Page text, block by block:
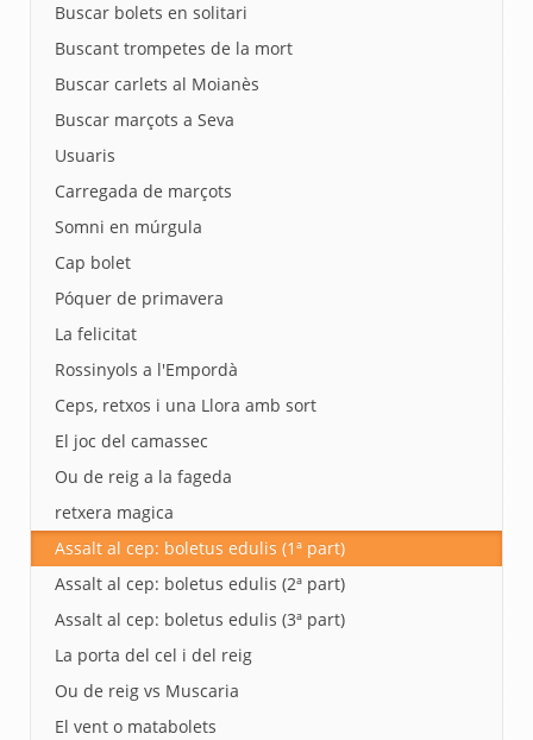
Buscar bolets en solitari
Buscant trompetes de la mort
Buscar carlets al Moianès
Buscar marçots a Seva
Usuaris
Carregada de marçots
Somni en múrgula
Cap bolet
Póquer de primavera
La felicitat
Rossinyols a l'Empordà
Ceps, retxos i una Llora amb sort
El joc del camassec
Ou de reig a la fageda
retxera magica
Assalt al cep: boletus edulis (1ª part)
Assalt al cep: boletus edulis (2ª part)
Assalt al cep: boletus edulis (3ª part)
La porta del cel i del reig
Ou de reig vs Muscaria
El vent o matabolets